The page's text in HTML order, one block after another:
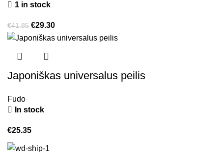
1 in stock
€41.85 €29.30
Japoniškas universalus peilis
Fudo
In stock
€25.35